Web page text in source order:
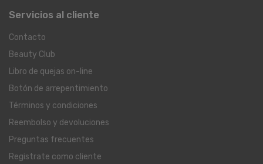
Servicios al cliente
Contacto
Beauty Club
Libro de quejas on-line
Botón de arrepentimiento
Términos y condiciones
Reembolso y devoluciones
Preguntas frecuentes
Registrate como cliente